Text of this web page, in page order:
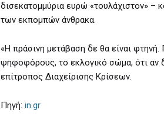
δισεκατομμύρια ευρώ «τουλάχιστον»
των εκπομπών άνθρακα.
«Η πράσινη μετάβαση δε θα είναι
ψηφοφόρους, το εκλογικό σώμα, ότι αν
επίτροπος Διαχείρισης Κρίσεων.
Πηγή: in.gr